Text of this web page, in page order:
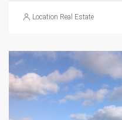
Location Real Estate